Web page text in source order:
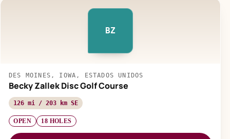
BZ
DES MOINES, IOWA, ESTADOS UNIDOS
Becky Zallek Disc Golf Course
126 mi / 203 km SE
OPEN 18 HOLES